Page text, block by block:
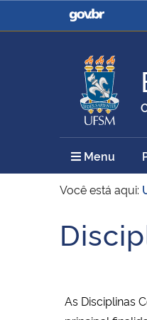
Casa Civil
Ministério da
Pecuária e
Ministério do Meio
Secretaria de
Menu
Você está aqui:
Início do
As Disciplinas